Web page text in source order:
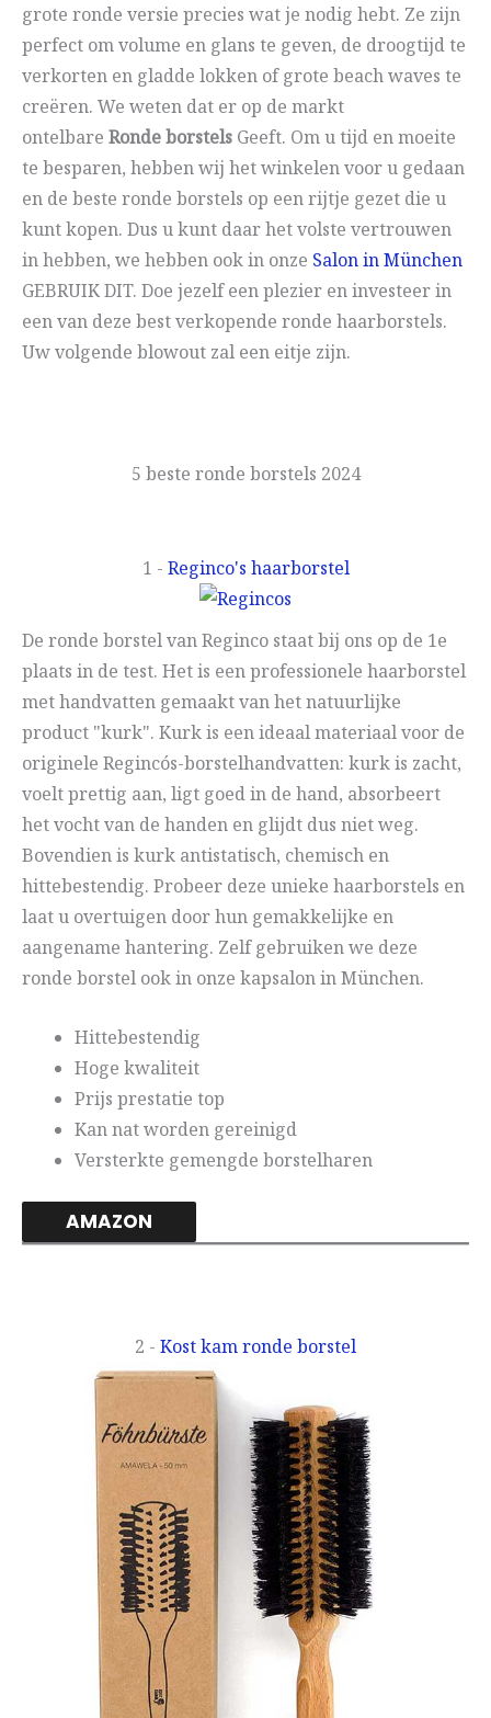
grote ronde versie precies wat je nodig hebt. Ze zijn
perfect om volume en glans te geven, de droogtijd te
verkorten en gladde lokken of grote beach waves te
creëren. We weten dat er op de markt
ontelbare Ronde borstels Geeft. Om u tijd en moeite
te besparen, hebben wij het winkelen voor u gedaan
en de beste ronde borstels op een rijtje gezet die u
kunt kopen. Dus u kunt daar het volste vertrouwen
in hebben, we hebben ook in onze Salon in München
GEBRUIK DIT. Doe jezelf een plezier en investeer in
een van deze best verkopende ronde haarborstels.
Uw volgende blowout zal een eitje zijn.
5 beste ronde borstels 2024
1 - Reginco's haarborstel
De ronde borstel van Reginco staat bij ons op de 1e
plaats in de test. Het is een professionele haarborstel
met handvatten gemaakt van het natuurlijke
product "kurk". Kurk is een ideaal materiaal voor de
originele Regincós-borstelhandvatten: kurk is zacht,
voelt prettig aan, ligt goed in de hand, absorbeert
het vocht van de handen en glijdt dus niet weg.
Bovendien is kurk antistatisch, chemisch en
hittebestendig. Probeer deze unieke haarborstels en
laat u overtuigen door hun gemakkelijke en
aangename hantering. Zelf gebruiken we deze
ronde borstel ook in onze kapsalon in München.
Hittebestendig
Hoge kwaliteit
Prijs prestatie top
Kan nat worden gereinigd
Versterkte gemengde borstelharen
AMAZON
2 - Kost kam ronde borstel